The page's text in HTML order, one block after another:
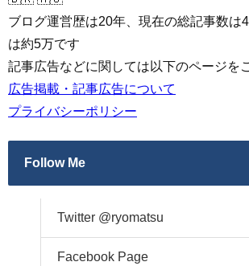
ブログ運営歴は20年、現在の総記事数は
は約5万です
記事広告などに関しては以下のページを
広告掲載・記事広告について
プライバシーポリシー
Follow Me
Twitter @ryomatsu
Facebook Page